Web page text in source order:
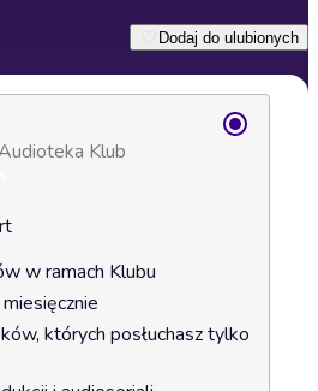
Dodaj do ulubionych
Klub
w ramach Klubu
których posłuchasz tylko